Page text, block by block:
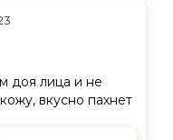
доя лица и не
вкусно пахнет